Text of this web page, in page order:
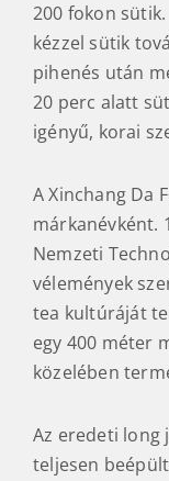
200 fokon
kézzel sütik
pihenés után
20 perc alatt
igényű, korai
A Xinchang Da
márkanévként.
Nemzeti
vélemények
tea kultúráját
egy 400 méter
közelében
Az eredeti long
teljesen